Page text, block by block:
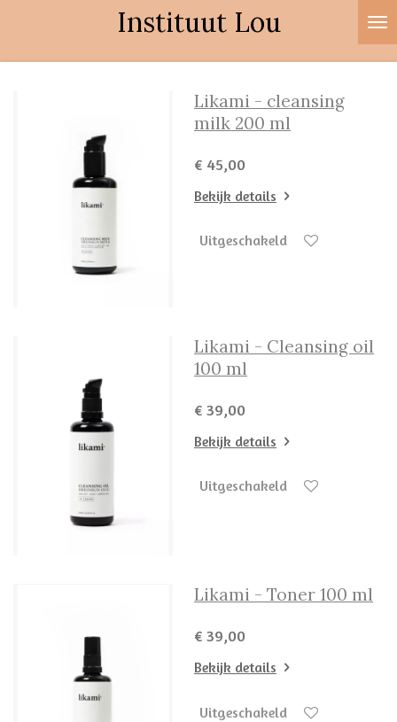
Instituut Lou
Likami - cleansing
milk 200 ml
€ 45,00
Bekijk details
Uitgeschakeld
Likami - Cleansing oil
100 ml
€ 39,00
Bekijk details
Uitgeschakeld
Likami - Toner 100 ml
€ 39,00
Bekijk details
Uitgeschakeld